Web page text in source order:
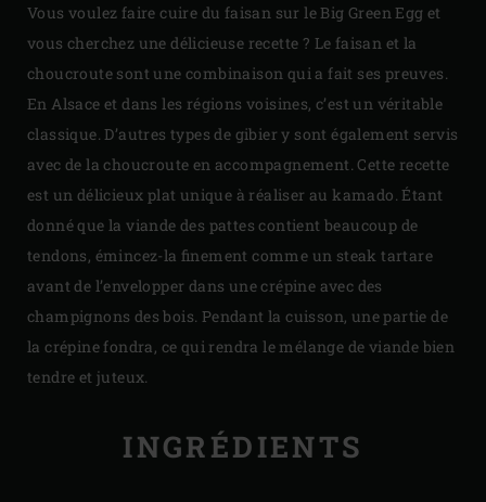
Vous voulez faire cuire du faisan sur le Big Green Egg et
vous cherchez une délicieuse recette ? Le faisan et la
choucroute sont une combinaison qui a fait ses preuves.
En Alsace et dans les régions voisines, c’est un véritable
classique. D’autres types de gibier y sont également servis
avec de la choucroute en accompagnement. Cette recette
est un délicieux plat unique à réaliser au kamado. Étant
donné que la viande des pattes contient beaucoup de
tendons, émincez-la finement comme un steak tartare
avant de l’envelopper dans une crépine avec des
champignons des bois. Pendant la cuisson, une partie de
la crépine fondra, ce qui rendra le mélange de viande bien
tendre et juteux.
INGRÉDIENTS